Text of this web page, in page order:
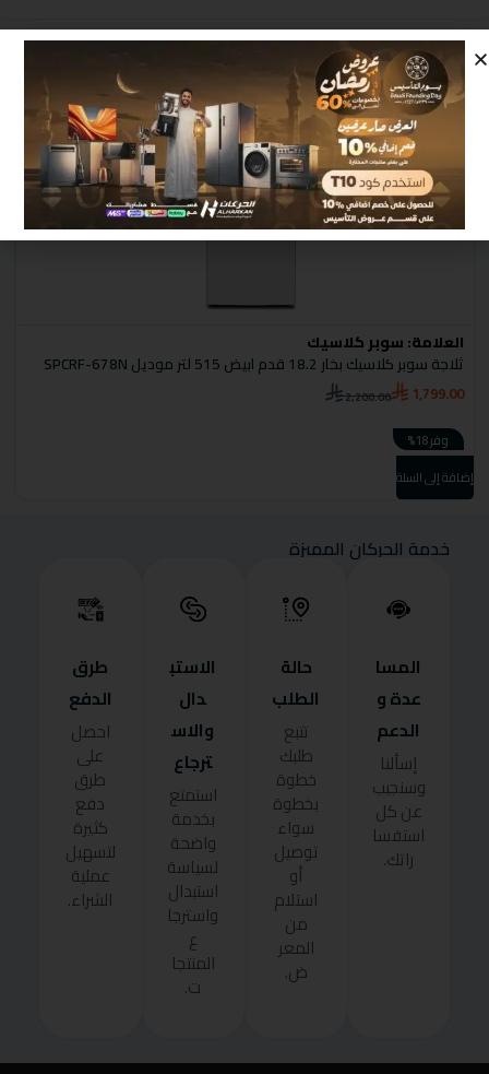
منتجات مشابهة
العلامة:سوبر كلاسيك
ثلاجة سوبر كلاسيك بخار 18.2 قدم ابيض 515 لتر موديل SPCRF-678N
2,200.00 1,799.00
وفر 18%
إضافة إلى السلة
خدمة الحركان المميزة
المسا
عدة و
الدعم
إسألنا
وسنجيب
عن كل
استفسا
راتك.
حالة
الطلب
تتبع
طلبك
خطوة
بخطوة
سواء
توصيل
أو
استلام
من
المعر
ض.
الاستب
دال
والاس
ترجاع
استمتع
بخدمة
واضحة
لسياسة
استبدال
واسترجا
ع
المنتجا
ت.
طرق
الدفع
احصل
على
طرق
دفع
كثيرة
لتسهيل
عملية
الشراء.